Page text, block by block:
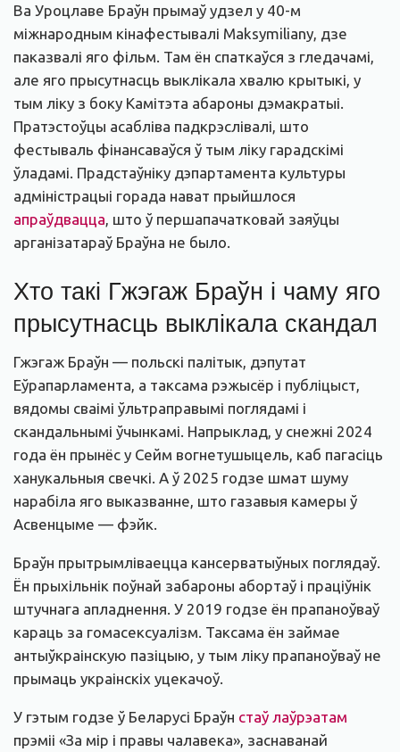
Ва Уроцлаве Браўн прымаў удзел у 40-м
міжнародным кінафестывалі Maksymiliany, дзе
паказвалі яго фільм. Там ён спаткаўся з гледачамі,
але яго прысутнасць выклікала хвалю крытыкі, у
тым ліку з боку Камітэта абароны дэмакратыі.
Пратэстоўцы асабліва падкрэслівалі, што
фестываль фінансаваўся ў тым ліку гарадскімі
ўладамі. Прадстаўніку дэпартамента культуры
адміністрацыі горада нават прыйшлося
апраўдвацца , што ў першапачатковай заяўцы
арганізатараў Браўна не было.
Хто такі Гжэгаж Браўн і чаму яго
прысутнасць выклікала скандал
Гжэгаж Браўн — польскі палітык, дэпутат
Еўрапарламента, а таксама рэжысёр і публіцыст,
вядомы сваімі ўльтраправымі поглядамі і
скандальнымі ўчынкамі. Напрыклад, у снежні 2024
года ён прынёс у Сейм вогнетушыцель, каб пагасіць
ханукальныя свечкі. А ў 2025 годзе шмат шуму
нарабіла яго выказванне, што газавыя камеры ў
Асвенцыме — фэйк.
Браўн прытрымліваецца кансерватыўных поглядаў.
Ён прыхільнік поўнай забароны абортаў і праціўнік
штучнага апладнення. У 2019 годзе ён прапаноўваў
караць за гомасексуалізм. Таксама ён займае
антыўкраінскую пазіцыю, у тым ліку прапаноўваў не
прымаць украінскіх уцекачоў.
У гэтым годзе ў Беларусі Браўн стаў лаўрэатам
прэміі «За мір і правы чалавека», заснаванай